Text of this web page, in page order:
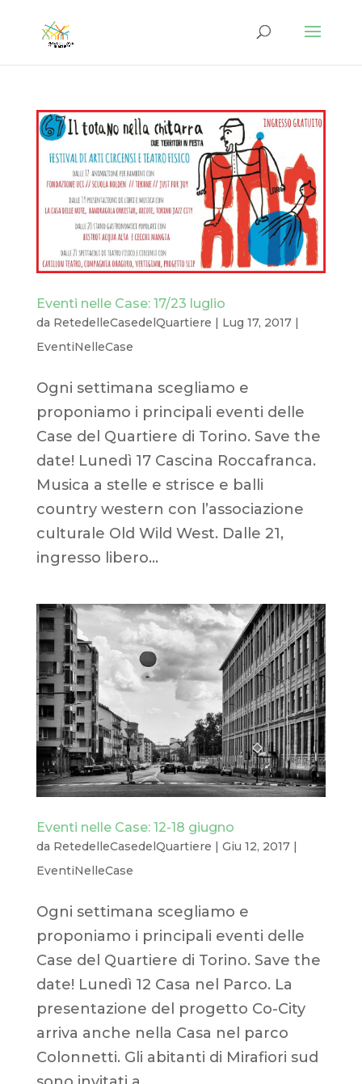
Eventi nelle Case: 17/23 luglio
da RetedelleCasedelQuartiere | Lug 17, 2017|
EventiNelleCase
Ogni settimana scegliamo e
proponiamo i principali eventi delle
Case del Quartiere di Torino. Save the
date! Lunedì 17 Cascina Roccafranca.
Musica a stelle e strisce e balli
country western con l’associazione
culturale Old Wild West. Dalle 21,
ingresso libero...
Eventi nelle Case: 12-18 giugno
da RetedelleCasedelQuartiere | Giu 12, 2017|
EventiNelleCase
Ogni settimana scegliamo e
proponiamo i principali eventi delle
Case del Quartiere di Torino. Save the
date! Lunedì 12 Casa nel Parco. La
presentazione del progetto Co-City
arriva anche nella Casa nel parco
Colonnetti. Gli abitanti di Mirafiori sud